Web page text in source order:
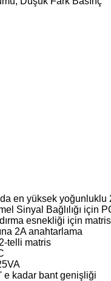
en yüksek
Sinyal Bağlılığı için
esnekliği için
2A anahtarlama
telli matris
e kadar bant genişliği